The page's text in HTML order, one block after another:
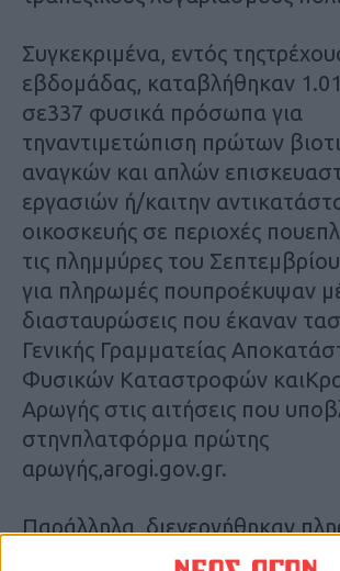
Συγκεκριμένα, εντός
εβδομάδας, καταβλήθηκαν
σε337 φυσικά πρόσωπα για
τηναντιμετώπιση πρώτων
αναγκών και απλών
εργασιών ή/καιτην
οικοσκευής σε περιοχές
τις πλημμύρες του
για πληρωμές πουπροέκυψαν
διασταυρώσεις που έκαναν
Γενικής Γραμματείας
Φυσικών Καταστροφών
Αρωγής στις αιτήσεις που
στηνπλατφόρμα πρώτης
αρωγής,arogi.gov.gr.
Παράλληλα, διενεργήθηκαν
3.778.277,51 ευρώ προς 683